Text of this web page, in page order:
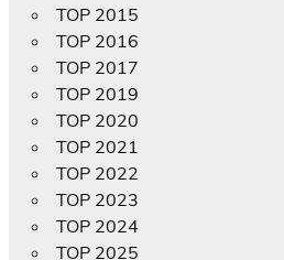
TOP 2015
TOP 2016
TOP 2017
TOP 2019
TOP 2020
TOP 2021
TOP 2022
TOP 2023
TOP 2024
TOP 2025